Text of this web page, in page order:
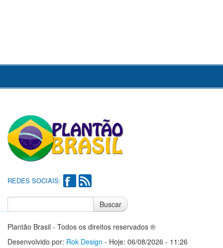
REDES SOCIAIS:
Buscar
Plantão Brasil - Todos os direitos reservados ®
Desenvolvido por: Rok Design - Hoje: 06/08/2026 - 11:26